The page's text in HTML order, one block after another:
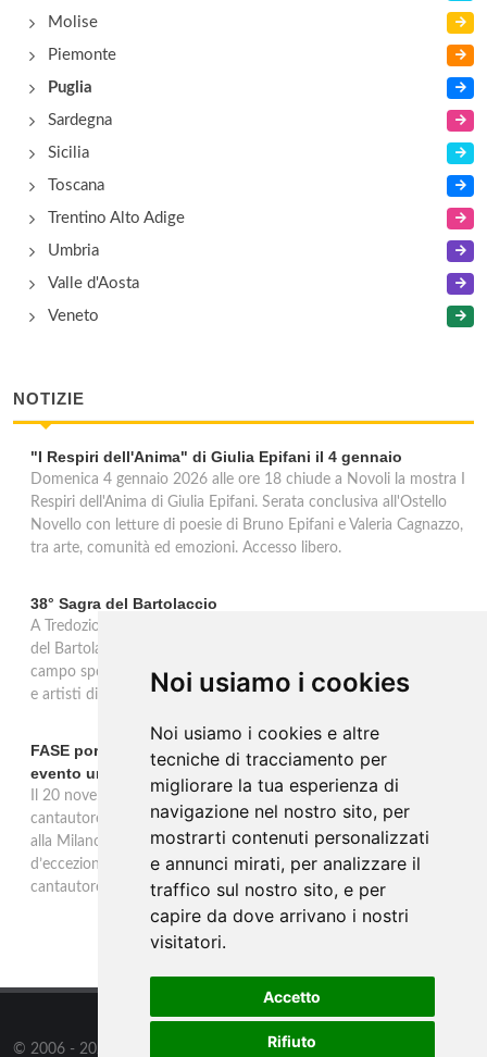
Noi usiamo i cookies
Noi usiamo i cookies e altre
tecniche di tracciamento per
migliorare la tua esperienza di
navigazione nel nostro sito, per
mostrarti contenuti personalizzati
e annunci mirati, per analizzare il
traffico sul nostro sito, e per
capire da dove arrivano i nostri
visitatori.
Accetto
Rifiuto
Molise
Piemonte
Puglia
Sardegna
Sicilia
Toscana
Trentino Alto Adige
Umbria
Valle d'Aosta
Veneto
NOTIZIE
"I Respiri dell'Anima" di Giulia Epifani il 4 gennaio
Domenica 4 gennaio 2026 alle ore 18 chiude a Novoli la mostra I
Respiri dell'Anima di Giulia Epifani. Serata conclusiva all'Ostello
Novello con letture di poesie di Bruno Epifani e Valeria Cagnazzo,
tra arte, comunità ed emozioni. Accesso libero.
38° Sagra del Bartolaccio
A Tredozio, borgo dell’Appennino Tosco-Romagnolo, la 38ª Sagra
del Bartolaccio anima le domeniche 2 e 9 novembre 2025: al
campo sportivo cotture alla piastra, stand tipici, mercato, musica
e artisti di strada, ingresso libero per tutta la giornata.
FASE porta la sua musica alla Milano Music Week con un
evento unico
Il 20 novembre alle 19 all’Ostello Bello Milano Duomo, il
cantautore torinese FASE sarà protagonista di un evento unico
alla Milano Music Week: un concerto e talk con ospiti
d’eccezione, tra musica, dialogo e riflessioni sul mestiere del
cantautore.
© 2006 - 2026 all rights reserved.